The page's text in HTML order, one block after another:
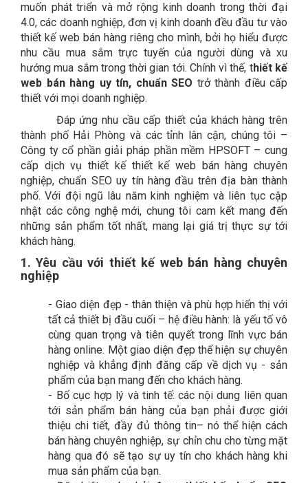
muốn phát triển và mở rộng kinh doanh trong thời đại
4.0, các doanh nghiệp, đơn vị kinh doanh đều đầu tư vào
thiết kế web bán hàng riêng cho mình, bởi họ hiểu được
nhu cầu mua sắm trực tuyến của người dùng và xu
hướng mua sắm trong thời gian tới. Chính vì thế, thiết kế
web bán hàng uy tín, chuẩn SEO trở thành điều cấp
thiết với mọi doanh nghiệp.
Đáp ứng nhu cầu cấp thiết của khách hàng trên
thành phố Hải Phòng và các tỉnh lân cận, chúng tôi –
Công ty cổ phần giải pháp phần mềm HPSOFT – cung
cấp dịch vụ thiết kế thiết kế web bán hàng chuyên
nghiệp, chuẩn SEO uy tín hàng đầu trên địa bàn thành
phố. Với đội ngũ lâu năm kinh nghiệm và liên tục cập
nhật các công nghệ mới, chung tôi cam kết mang đến
những sản phẩm tốt nhất, mang lại giá trị thực sự tới
khách hàng.
1. Yêu cầu với thiết kế web bán hàng chuyên
nghiệp
- Giao diện đẹp - thân thiện và phù hợp hiển thị với
tất cả thiết bị đầu cuối – hệ điều hành: là yếu tố vô
cùng quan trọng và tiên quyết trong lĩnh vực bán
hàng online. Một giao diện đẹp thể hiện sự chuyên
nghiệp và khẳng định đăng cấp về dịch vụ - sản
phẩm của bạn mang đến cho khách hàng.
- Bố cục hợp lý và tinh tế: các nội dung liên quan
tới sản phẩm bán hàng của bạn phải được giới
thiệu chi tiết, đầy đủ thông tin– nó thể hiện cách
bán hàng chuyên nghiệp, sự chỉn chu cho từng mặt
hàng qua đó sẽ tạo sự uy tín cho khách hàng khi
mua sản phẩm của bạn.